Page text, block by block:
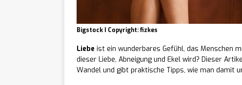
Bigstock I Copyright: fizkes
Liebe ist ein wunderbares Gefühl, das Menschen
dieser Liebe, Abneigung und Ekel wird? Dieser
Wandel und gibt praktische Tipps, wie man damit